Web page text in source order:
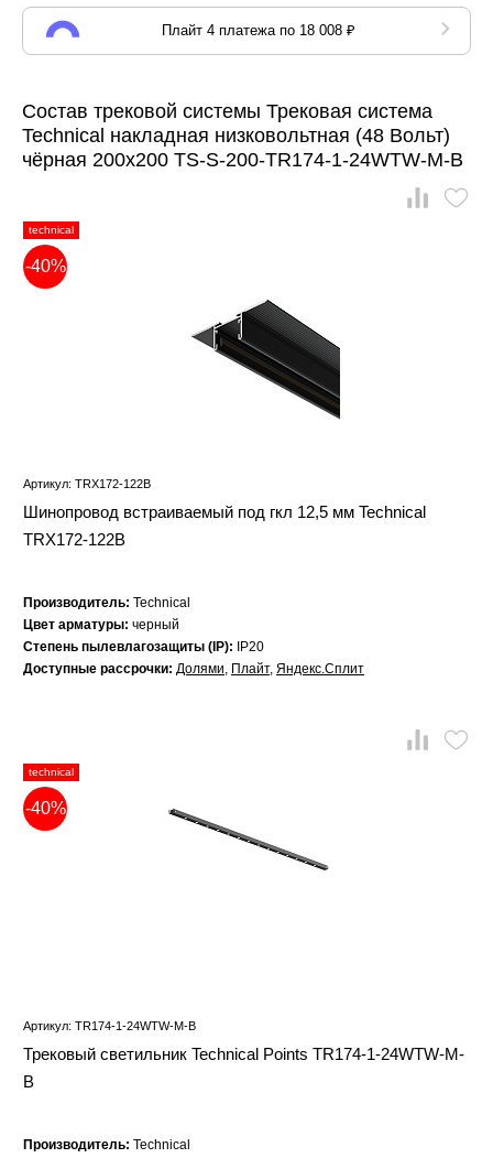
Плайт 4 платежа по 18 008 ₽
Состав трековой системы Трековая система
Technical накладная низковольтная (48 Вольт)
чёрная 200x200 TS-S-200-TR174-1-24WTW-M-B
technical
-40%
Артикул: TRX172-122B
Шинопровод встраиваемый под гкл 12,5 мм Technical
TRX172-122B
Производитель: Technical
Цвет арматуры: черный
Степень пылевлагозащиты (IP):
IP20
Доступные рассрочки: Долями, Плайт, Яндекс.Сплит
technical
-40%
Артикул: TR174-1-24WTW-M-B
Трековый светильник Technical Points TR174-1-24WTW-M-
B
Производитель: Technical